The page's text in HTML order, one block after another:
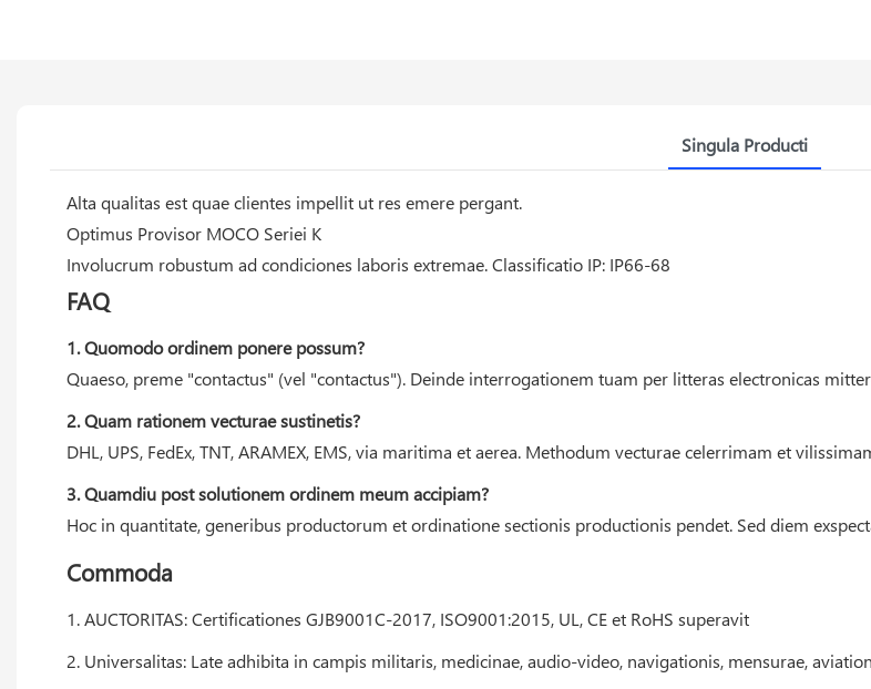
Singula Producti
Alta qualitas est quae clientes impellit ut res emere pergant.
Optimus Provisor MOCO Seriei K
Involucrum robustum ad condiciones laboris extremae. Classificatio IP: IP66-68
FAQ
1. Quomodo ordinem ponere possum?
Quaeso, preme "contactus" (vel "contactus"). Deinde interrogationem tuam per litteras electronicas
2. Quam rationem vecturae sustinetis?
DHL, UPS, FedEx, TNT, ARAMEX, EMS, via maritima et aerea. Methodum vecturae celerrimam et
3. Quamdiu post solutionem ordinem meum accipiam?
Hoc in quantitate, generibus productorum et ordinatione sectionis productionis pendet. Sed diem
Commoda
1. AUCTORITAS: Certificationes GJB9001C-2017, ISO9001:2015, UL, CE et RoHS superavit
2. Universalitas: Late adhibita in campis militaris, medicinae, audio-video, navigationis, mensurae,